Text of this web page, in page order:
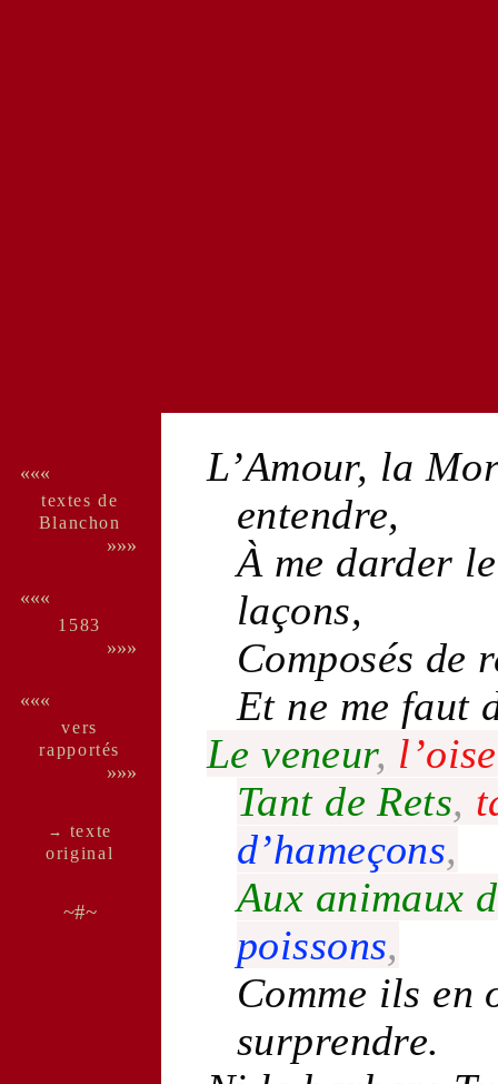
«««
textes de
Blan­chon
»»»
«««
1583
»»»
«««
vers
rappor­tés
»»»
→ texte
ori­ginal
~#~
L’Amour, la
entendre,
À me darder
laçons,
Composés de
Et ne me faut
Leveneur, l’
Tant de Rets,
d’hameçons,
Aux animaux
poissons,
Comme ils en
surprendre.